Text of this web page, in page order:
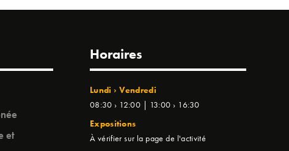
et
Horaires
Lundi › Vendredi
08:30 › 12:00 | 13:00 › 16:30
Expositions
À vérifier sur la page de l'activité